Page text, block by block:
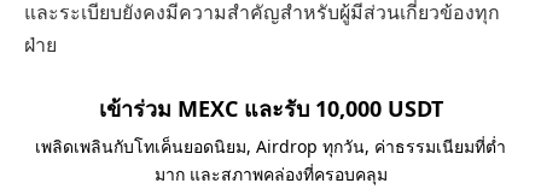
และระเบียบยังคงมีความสำคัญสำหรับผู้มีส่วนเกี่ยวข้องทุก
ฝ่าย
เข้าร่วม MEXC และรับ 10,000 USDT
เพลิดเพลินกับโทเค็นยอดนิยม, Airdrop ทุกวัน, ค่าธรรมเนียมที่ต่ำ
มาก และสภาพคล่องที่ครอบคลุม